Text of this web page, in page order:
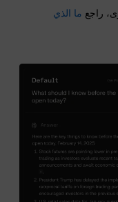
راجع ما الذي